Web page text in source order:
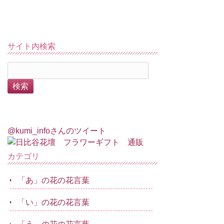
サイト内検索
@kumi_infoさんのツイート
カテゴリ
「あ」の花の花言葉
「い」の花の花言葉